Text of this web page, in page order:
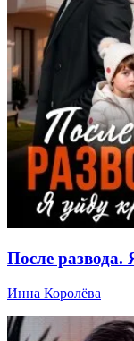
После развода.
Инна Королёва